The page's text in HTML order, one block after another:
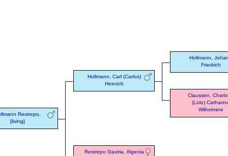
Restrepo,
[living]
Hollmann, Carl (Carlos)
Heinrich
Hollmann,
Friedrich
Claussen,
(Lolo)
Wilhelmine
Restrepo Gaviria, Ifigenia